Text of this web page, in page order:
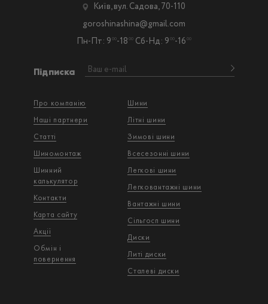
Про компанію
Наші партнери
Статті
Шиномонтаж
Шинний
калькулятор
Контакти
Карта сайту
Акції
Обмін і
повернення
Шини
Літні шини
Зимові шини
Всесезонні шини
Легкові шини
Легковантажнi шини
Вантажнi шини
Сільгосп шини
Диски
Литі диски
Сталеві диски
Підписка
Київ, вул. Садова, 70-110
Пн-Пт: 9 00-18 00 Сб-Нд: 9 00-16 00
goroshinashina@gmail.com